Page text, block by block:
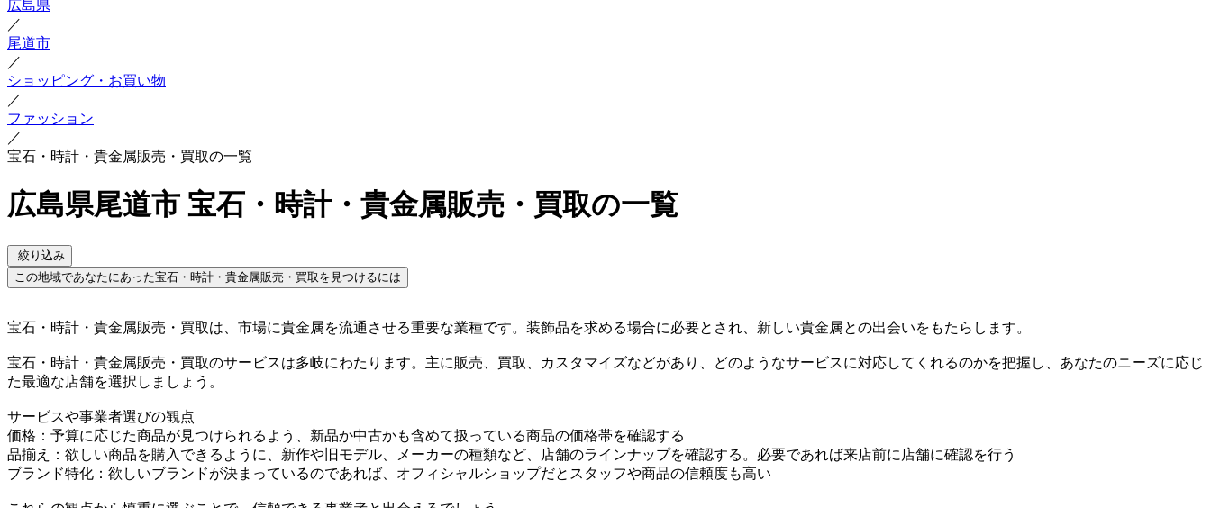
広島県
／
尾道市
／
ショッピング・お買い物
／
ファッション
／
宝石・時計・貴金属販売・買取の一覧
広島県尾道市 宝石・時計・貴金属販売・買取の一覧
絞り込み
この地域であなたにあった宝石・時計・貴金属販売・買取を見つけるには
宝石・時計・貴金属販売・買取は、市場に貴金属を流通させる重要な業種です。装飾品を求める場合に必要とされ、新しい貴金属との出会いをもたらします。
宝石・時計・貴金属販売・買取のサービスは多岐にわたります。主に販売、買取、カスタマイズなどがあり、どのようなサービスに対応してくれるのかを把握し、あなたのニーズに応じ
た最適な店舗を選択しましょう。
サービスや事業者選びの観点
価格：予算に応じた商品が見つけられるよう、新品か中古かも含めて扱っている商品の価格帯を確認する
品揃え：欲しい商品を購入できるように、新作や旧モデル、メーカーの種類など、店舗のラインナップを確認する。必要であれば来店前に店舗に確認を行う
ブランド特化：欲しいブランドが決まっているのであれば、オフィシャルショップだとスタッフや商品の信頼度も高い